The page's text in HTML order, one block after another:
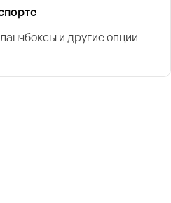
и другие опции